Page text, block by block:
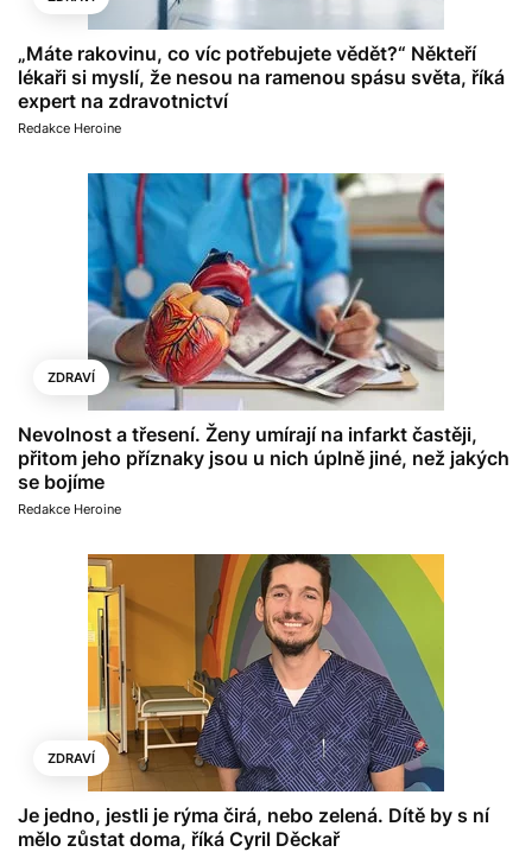
„Máte rakovinu, co víc potřebujete vědět?“ Někteří
lékaři si myslí, že nesou na ramenou spásu světa, říká
expert na zdravotnictví
Redakce Heroine
ZDRAVÍ
Nevolnost a třesení. Ženy umírají na infarkt častěji,
přitom jeho příznaky jsou u nich úplně jiné, než jakých
se bojíme
Redakce Heroine
ZDRAVÍ
Je jedno, jestli je rýma čirá, nebo zelená. Dítě by s ní
mělo zůstat doma, říká Cyril Děckař